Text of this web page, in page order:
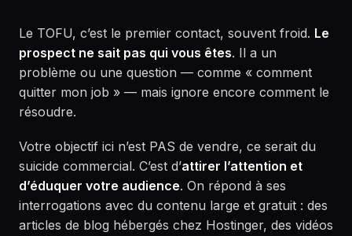
Le TOFU, c’est le premier contact, souvent froid. Le
prospect ne sait pas qui vous êtes. Il a un
problème ou une question — comme « comment
quitter mon job » — mais ignore encore comment le
résoudre.
Votre objectif ici n’est PAS de vendre, ce serait du
suicide commercial. C’est d’attirer l’attention et
d’éduquer votre audience. On répond à ses
interrogations avec du contenu large et gratuit : des
articles de blog hébergés chez Hostinger, des vidéos